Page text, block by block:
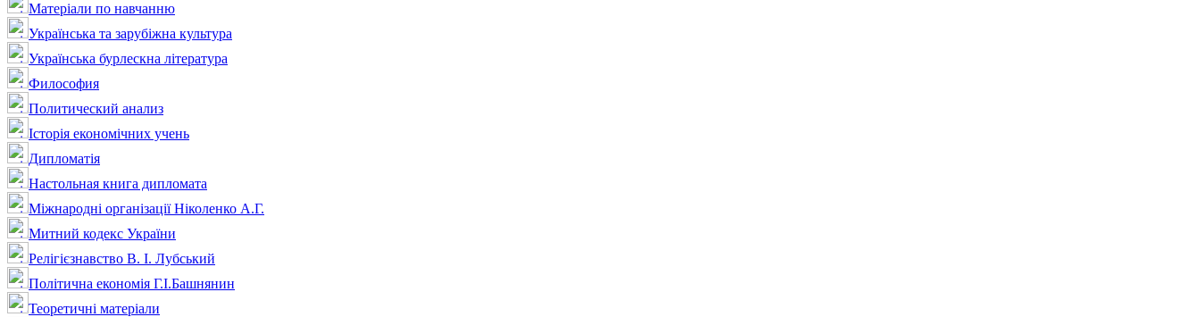
Матеріали по навчанню
Українська та зарубіжна культура
Українська бурлескна література
Философия
Политический анализ
Історія економічних учень
Дипломатія
Настольная книга дипломата
Міжнародні організації Ніколенко А.Г.
Митний кодекс України
Релігієзнавство В. І. Лубський
Політична економія Г.І.Башнянин
Теоретичні матеріали